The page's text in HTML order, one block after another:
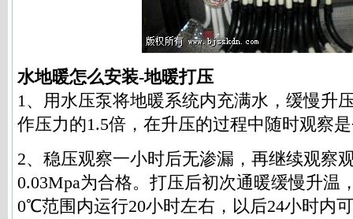
水地暖怎么安装-地暖打压
1、用水压泵将地暖系统内充满水，缓慢升
作压力的1.5倍，在升压的过程中随时观察
2、稳压观察一小时后无渗漏，再继续观察
0.03Mpa为合格。打压后初次通暖缓慢升温
0℃范围内运行20小时左右，以后24小时内